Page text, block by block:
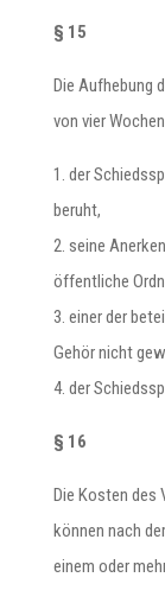
§ 15
Die Aufhebung
von vier
1. der
beruht,
2. seine
öffentliche
3. einer der
Gehör nicht
4. der
§ 16
Die Kosten des
können nach
einem oder